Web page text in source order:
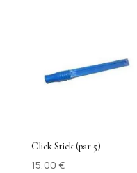
Click Stick (par 5)
15,00 €